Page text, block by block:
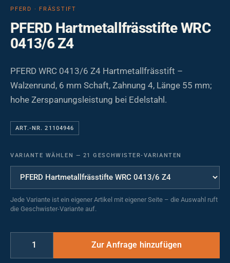
PFERD · FRÄSSTIFT
PFERD Hartmetallfrässtifte WRC
0413/6 Z4
PFERD WRC 0413/6 Z4 Hartmetallfrässtift –
Walzenrund, 6 mm Schaft, Zahnung 4, Länge 55 mm;
hohe Zerspanungsleistung bei Edelstahl.
ART.-NR. 21104946
VARIANTE WÄHLEN — 21 GESCHWISTER-VARIANTEN
Jede Variante ist ein eigener Artikel mit eigener Seite – die Auswahl ruft
die Geschwister-Variante auf.